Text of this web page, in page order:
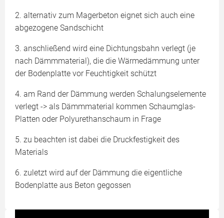
2. alternativ zum Magerbeton eignet sich auch eine
abgezogene Sandschicht
3. anschließend wird eine Dichtungsbahn verlegt (je
nach Dämmmaterial), die die Wärmedämmung unter
der Bodenplatte vor Feuchtigkeit schützt
4. am Rand der Dämmung werden Schalungselemente
verlegt -> als Dämmmaterial kommen Schaumglas-
Platten oder Polyurethanschaum in Frage
5. zu beachten ist dabei die Druckfestigkeit des
Materials
6. zuletzt wird auf der Dämmung die eigentliche
Bodenplatte aus Beton gegossen